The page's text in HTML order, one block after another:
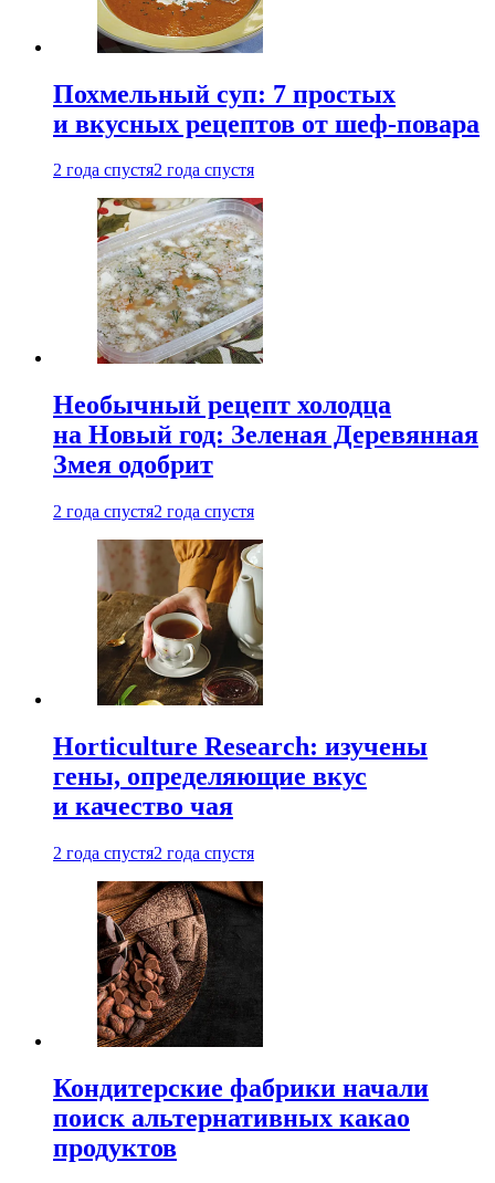
Похмельный суп: 7 простых
и вкусных рецептов от шеф-повара
2 года спустя2 года спустя
Необычный рецепт холодца
на Новый год: Зеленая Деревянная
Змея одобрит
2 года спустя2 года спустя
Horticulture Research: изучены
гены, определяющие вкус
и качество чая
2 года спустя2 года спустя
Кондитерские фабрики начали
поиск альтернативных какао
продуктов